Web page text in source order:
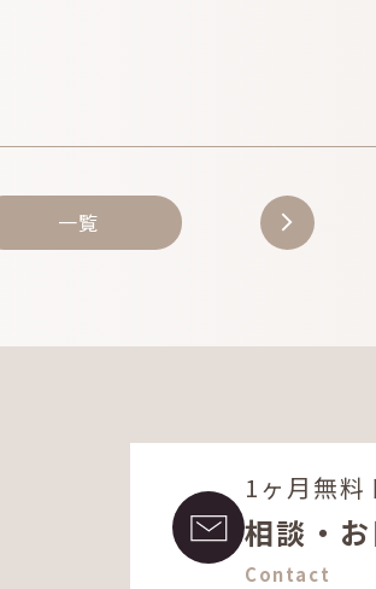
一覧 arrow_forward_ios
1ヶ月無料
相談・
Contact